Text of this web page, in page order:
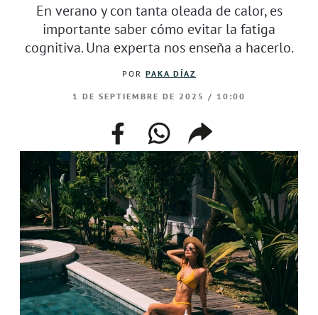
En verano y con tanta oleada de calor, es
importante saber cómo evitar la fatiga
cognitiva. Una experta nos enseña a hacerlo.
POR PAKA DÍAZ
1 DE SEPTIEMBRE DE 2025 / 10:00
facebookwhatsappcompartir
enlace